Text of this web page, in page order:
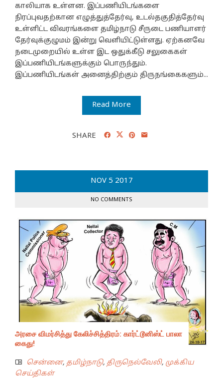
காலியாக உள்ளன. இப்பணியிடங்களை
நிரப்புவதற்கான எழுத்துத்தேர்வு, உடல்தகுதித்தேர்வு
உள்ளிட்ட விவரங்களை தமிழ்நாடு சீருடை பணியாளர்
தேர்வுக்குழுமம் இன்று வெளியிட்டுள்ளது. ஏற்கனவே
நடைமுறையில் உள்ள இட ஒதுக்கீடு சலுகைகள்
இப்பணியிடங்களுக்கும் பொருந்தும்.
இப்பணியிடங்கள் அனைத்திற்கும் திருநங்கைகளும்...
Read More
SHARE
NOV 5 2017
NO COMMENTS
அரசை விமர்சித்து கேலிச்சித்திரம்: கார்ட்டூனிஸ்ட் பாலா
கைது!
சென்னை, தமிழ்நாடு, திருநெல்வேலி, முக்கிய
செய்திகள்